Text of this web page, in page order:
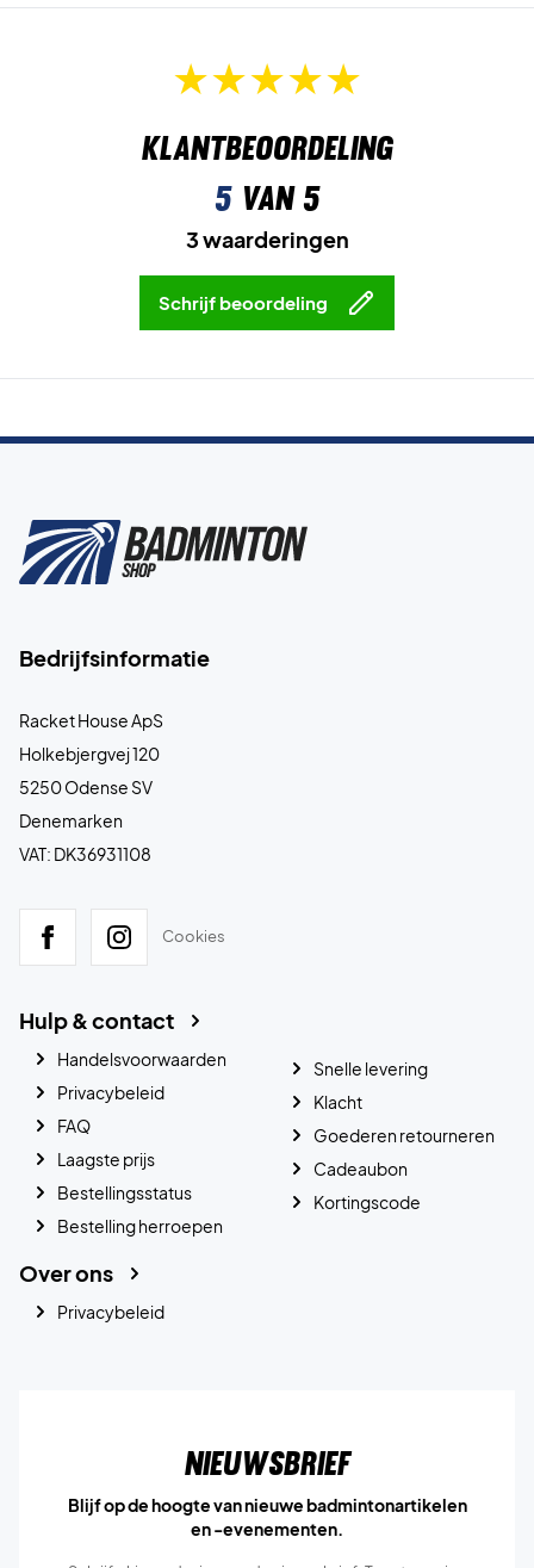
Klantbeoordeling
5van 5
3 waarderingen
Schrijf beoordeling
Bedrijfsinformatie
Racket House ApS
Holkebjergvej 120
5250 Odense SV
Denemarken
VAT: DK36931108
Cookies
Hulp & contact
Handelsvoorwaarden
Privacybeleid
FAQ
Laagste prijs
Bestellingsstatus
Bestelling herroepen
Snelle levering
Klacht
Goederen retourneren
Cadeaubon
Kortingscode
Over ons
Privacybeleid
Nieuwsbrief
Blijf op de hoogte van nieuwe badmintonartikelen
en -evenementen.